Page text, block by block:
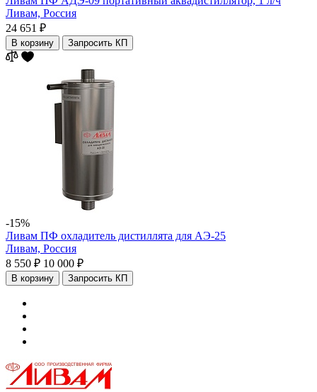
Ливам, Россия
24 651 ₽
В корзину Запросить КП
-15%
Ливам ПФ охладитель дистиллята для АЭ-25
Ливам, Россия
8 550 ₽ 10 000 ₽
В корзину Запросить КП